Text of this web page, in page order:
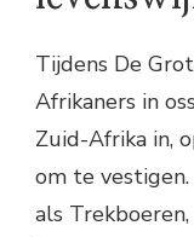
Tijdens De
Afrikaners in
Zuid-Afrika in,
om te
als